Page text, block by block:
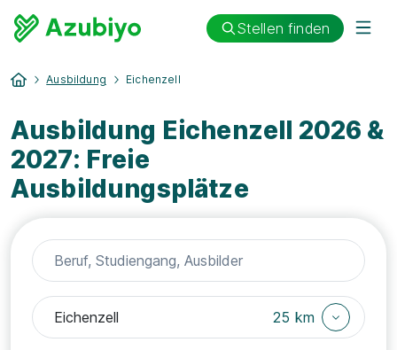
Stellen finden
Ausbildung Eichenzell
Ausbildung Eichenzell 2026 &
2027: Freie
Ausbildungsplätze
25 km